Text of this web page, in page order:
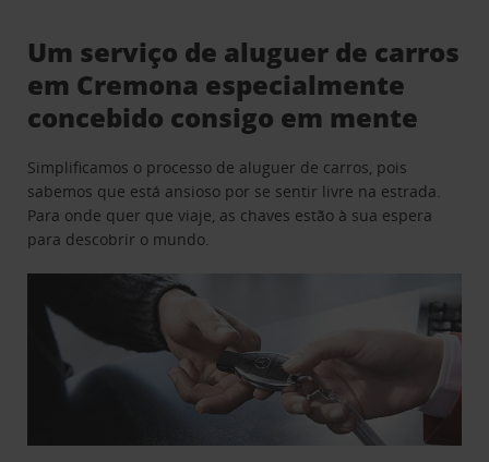
Um serviço de aluguer de carros
em Cremona especialmente
concebido consigo em mente
Simplificamos o processo de aluguer de carros, pois
sabemos que está ansioso por se sentir livre na estrada.
Para onde quer que viaje, as chaves estão à sua espera
para descobrir o mundo.